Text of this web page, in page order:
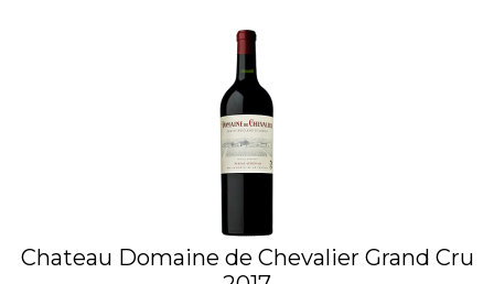
Chateau Domaine de Chevalier Grand Cru